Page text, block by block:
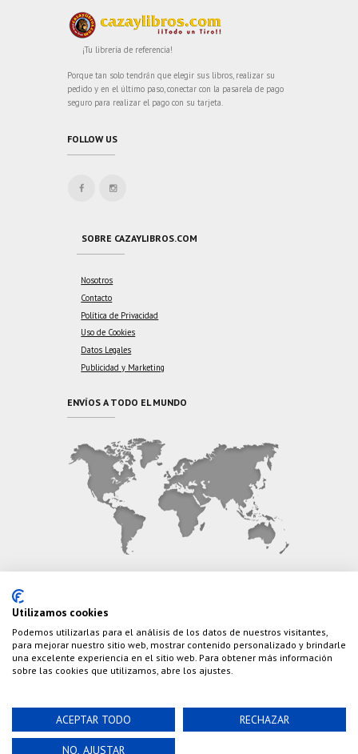
¡Tu librería de referencia!
Porque tan solo tendrán que elegir sus libros, realizar su
pedido y en el último paso, conectar con la pasarela de pago
seguro para realizar el pago con su tarjeta.
FOLLOW US
SOBRE CAZAYLIBROS.COM
Nosotros
Contacto
Política de Privacidad
Uso de Cookies
Datos Legales
Publicidad y Marketing
ENVÍOS A TODO EL MUNDO
Teléfono: (+34) 626 495 499
E-Mail: info@cazaylibros.com
Powered by©Nao Grupo de Comunicación, S.L.
2020 Cazaylibros.com ¡Todo Un Tiro!, todos los
Utilizamos cookies
Podemos utilizarlas para el análisis de los datos de nuestros visitantes,
para mejorar nuestro sitio web, mostrar contenido personalizado y brindarle
una excelente experiencia en el sitio web. Para obtener más información
sobre las cookies que utilizamos, abre los ajustes.
ACEPTAR TODO RECHAZAR
NO, AJUSTAR